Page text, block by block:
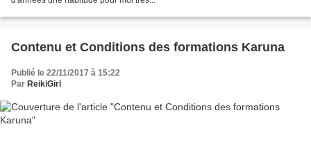
Contenu et Conditions des formations Karuna
Publié le 22/11/2017 à 15:22
Par ReikiGirl